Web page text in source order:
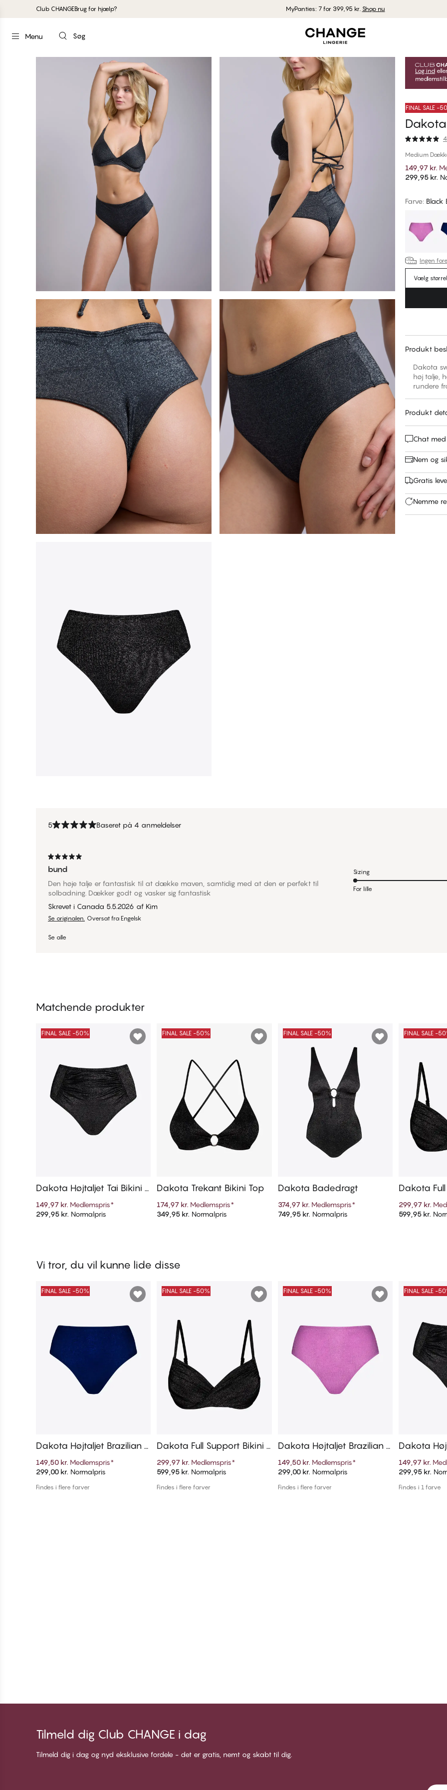
Club CHANGEBrug for hjælp? MyPanties: 7 for 399,95 kr. Shop nu
Menu Søg
Log ind
FINAL SALE -
Medium
149,97 kr.
299,95 kr.
Farve: Black
Ingen
Vælg
Produkt
Dakota
høj talje,
rundere
Produkt
Chat
Nem og
Gratis
Nemme
5 Baseret på 4 anmeldelser
bund
Den høje talje er fantastisk til at dække maven, samtidig med at den er perfekt til
solbadning. Dækker godt og vasker sig fantastisk
Skrevet i Canada 5.5.2026 af Kim
Se originalen. Oversat fra Engelsk
Se alle
Sizing
For lille
Matchende produkter
Tilføj til kurv
FINAL SALE -50%
Dakota Højtaljet Tai Bikini T
149,97 kr. Medlemspris*
299,95 kr. Normalpris Tilføj til kurv
FINAL SALE -50%
Dakota Trekant Bikini Top
174,97 kr. Medlemspris*
349,95 kr. Normalpris Tilføj til kurv
FINAL SALE -50%
Dakota Badedragt
374,97 kr. Medlemspris*
749,95 kr. Normalpris
FINAL SALE -
Dakota
299,97 kr.
599,95 kr.
Vi tror, du vil kunne lide disse
Tilføj til kurv
FINAL SALE -50%
Dakota Højtaljet Brazilian B
ikini Trusse
149,50 kr. Medlemspris*
299,00 kr. Normalpris
Findes i flere farver
Tilføj til kurv
FINAL SALE -50%
Dakota Full Support Bikini T
299,97 kr. Medlemspris*
599,95 kr. Normalpris
Findes i flere farver
Tilføj til kurv
FINAL SALE -50%
Dakota Højtaljet Brazilian B
ikini Trusse
149,50 kr. Medlemspris*
299,00 kr. Normalpris
Findes i flere farver
FINAL SALE -
Dakota
149,97 kr.
299,95 kr.
Findes i 1 farve
Tilmeld dig Club CHANGE i dag
Tilmeld dig i dag og nyd eksklusive fordele - det er gratis, nemt og skabt til dig.